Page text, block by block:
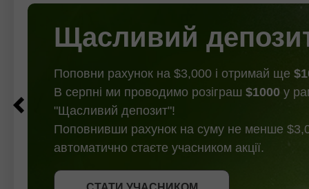
заяви
СТАТИ УЧАСНИКОМ
Щасливий
Поповни рахунок на $3,000 і отримай ще
В серпні ми проводимо розіграш $1000 у
"Щасливий депозит"!
Поповнивши рахунок на суму не менше
автоматично стаєте учасником акції.
ОТРИМАТИ БОНУС